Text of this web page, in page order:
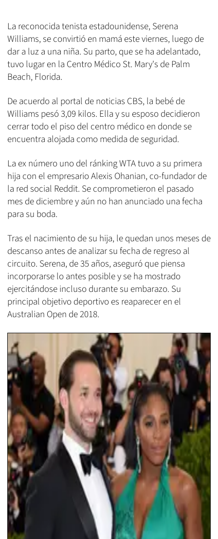
La reconocida tenista estadounidense, Serena
Williams, se convirtió en mamá este viernes, luego de
dar a luz a una niña. Su parto, que se ha adelantado,
tuvo lugar en la Centro Médico St. Mary's de Palm
Beach, Florida.
De acuerdo al portal de noticias CBS, la bebé de
Williams pesó 3,09 kilos. Ella y su esposo decidieron
cerrar todo el piso del centro médico en donde se
encuentra alojada como medida de seguridad.
La ex número uno del ránking WTA tuvo a su primera
hija con el empresario Alexis Ohanian, co-fundador de
la red social Reddit. Se comprometieron el pasado
mes de diciembre y aún no han anunciado una fecha
para su boda.
Tras el nacimiento de su hija, le quedan unos meses de
descanso antes de analizar su fecha de regreso al
circuito. Serena, de 35 años, aseguró que piensa
incorporarse lo antes posible y se ha mostrado
ejercitándose incluso durante su embarazo. Su
principal objetivo deportivo es reaparecer en el
Australian Open de 2018.